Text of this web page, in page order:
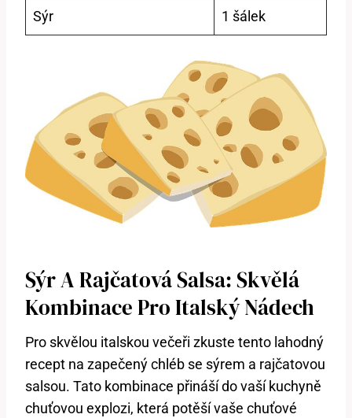
Sýr 1 šálek
Sýr A Rajčatová Salsa: Skvělá
Kombinace Pro Italský Nádech
Pro skvělou italskou večeři zkuste tento lahodný
recept na zapečený chléb se sýrem a rajčatovou
salsou. Tato kombinace přináší do vaší kuchyně
chuťovou explozi, která potěší vaše chuťové